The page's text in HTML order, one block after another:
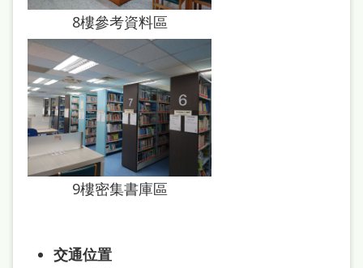
資
開
放
宣
告
著
8樓參考資料區
9樓密集書庫區
交通位置